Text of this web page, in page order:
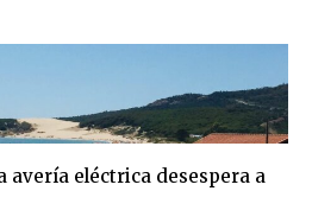
avería eléctrica desespera a